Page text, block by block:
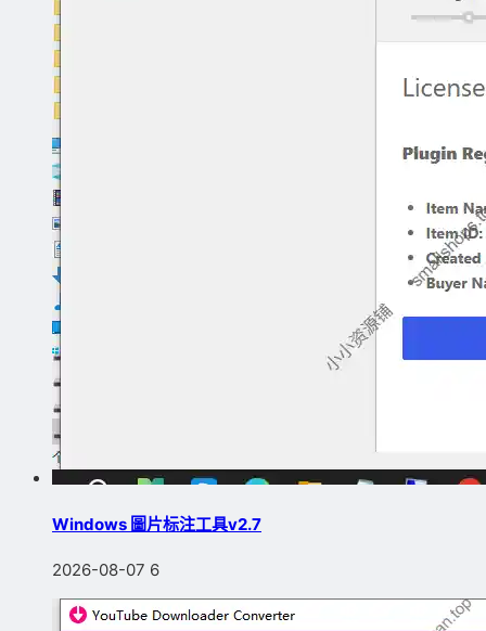
Windows 圖片标注工具v2.7
2026-08-07 6